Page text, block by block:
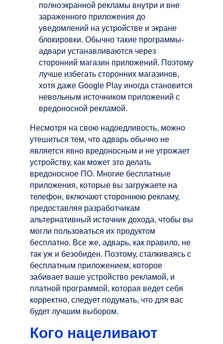
полноэкранной рекламы внутри и вне
зараженного приложения до
уведомлений на устройстве и экране
блокировки. Обычно такие программы-
адвари устанавливаются через
сторонний магазин приложений. Поэтому
лучше избегать сторонних магазинов,
хотя даже Google Play иногда становится
невольным источником приложений с
вредоносной рекламой.
Несмотря на свою надоедливость, можно
утешиться тем, что адварь обычно не
является явно вредоносным и не угрожает
устройству, как может это делать
вредоносное ПО. Многие бесплатные
приложения, которые вы загружаете на
телефон, включают стороннюю рекламу,
предоставляя разработчикам
альтернативный источник дохода, чтобы вы
могли пользоваться их продуктом
бесплатно. Все же, адварь, как правило, не
так уж и безобиден. Поэтому, сталкиваясь с
бесплатным приложением, которое
забивает ваше устройство рекламой, и
платной программой, которая ведет себя
корректно, следует подумать, что для вас
будет лучшим выбором.
Кого нацеливают